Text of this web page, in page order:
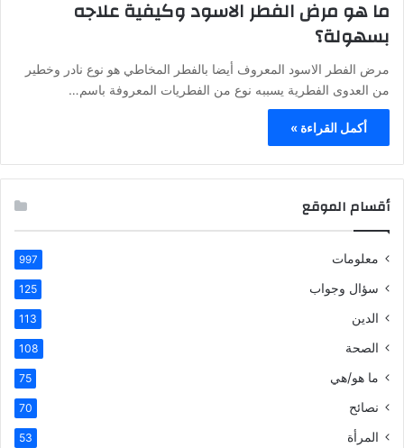
ما هو مرض الفطر الاسود وكيفية علاجه
بسهولة؟
مرض الفطر الاسود المعروف أيضا بالفطر المخاطي هو نوع نادر وخطير
من العدوى الفطرية يسببه نوع من الفطريات المعروفة باسم…
أكمل القراءة »
أقسام الموقع
معلومات 997
سؤال وجواب 125
الدين 113
الصحة 108
ما هو/هي 75
نصائح 70
المرأة 53